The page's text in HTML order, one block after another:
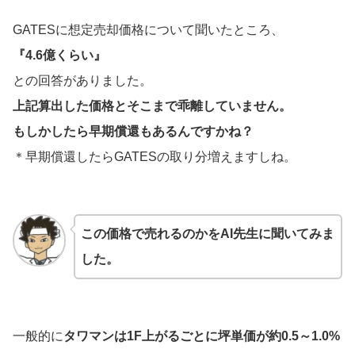
GATESに想定売却価格について聞いたところ、
『4.6億くらい』
との回答がありました。
上記算出した価格とそこまで乖離していません。
もしかしたら早期償還もあるんですかね？
＊早期償還したらGATESの取り分増えますしね。
この価格で売れるのかをAI先生に聞いてみま
した。
一般的にタワマンは1F上がるごとに坪単価が約0.5～1.0%